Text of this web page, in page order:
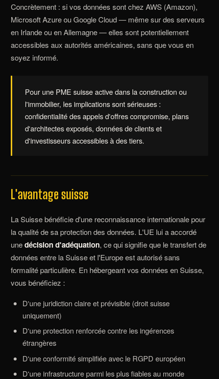
Concrètement : si vos données sont chez AWS (Amazon),
Microsoft Azure ou Google Cloud — même sur des serveurs
en Irlande ou en Allemagne — elles sont potentiellement
accessibles aux autorités américaines, sans que vous en
soyez informé.
Pour une PME suisse active dans la construction ou
l'immobilier, les implications sont sérieuses :
confidentialité des appels d'offres compromise, plans
d'architectes exposés, données de clients et
d'investisseurs accessibles à des tiers.
L'avantage suisse
La Suisse bénéficie d'une reconnaissance internationale pour
la qualité de sa protection des données. L'UE lui a accordé
unedécision d'adéquation, ce qui signifie que le transfert de
données entre la Suisse et l'Europe est autorisé sans
formalité particulière. En hébergeant vos données en Suisse,
vous bénéficiez :
D'une juridiction claire et prévisible (droit suisse
uniquement)
D'une protection renforcée contre les ingérences
étrangères
D'une conformité simplifiée avec le RGPD européen
D'une infrastructure parmi les plus fiables au monde